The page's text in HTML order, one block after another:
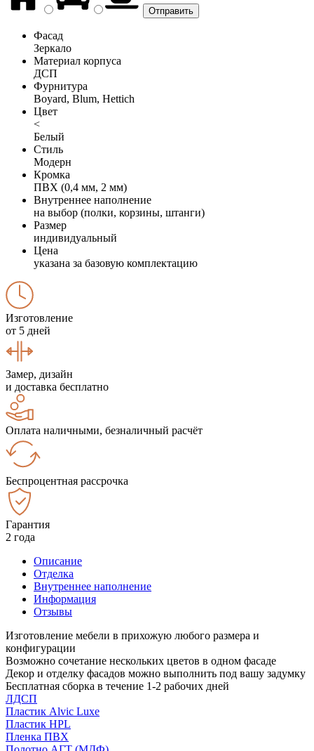
Фасад
Зеркало
Материал корпуса
ДСП
Фурнитура
Boyard, Blum, Hettich
Цвет
<
Белый
Стиль
Модерн
Кромка
ПВХ (0,4 мм, 2 мм)
Внутреннее наполнение
на выбор (полки, корзины, штанги)
Размер
индивидуальный
Цена
указана за базовую комплектацию
Изготовление
от 5 дней
Замер, дизайн
и доставка бесплатно
Оплата наличными, безналичный расчёт
Беспроцентная рассрочка
Гарантия
2 года
Описание
Отделка
Внутреннее наполнение
Информация
Отзывы
Изготовление мебели в прихожую любого размера и
конфигурации
Возможно сочетание нескольких цветов в одном фасаде
Декор и отделку фасадов можно выполнить под вашу задумку
Бесплатная сборка в течение 1-2 рабочих дней
ЛДСП
Пластик Alvic Luxe
Пластик HPL
Пленка ПВХ